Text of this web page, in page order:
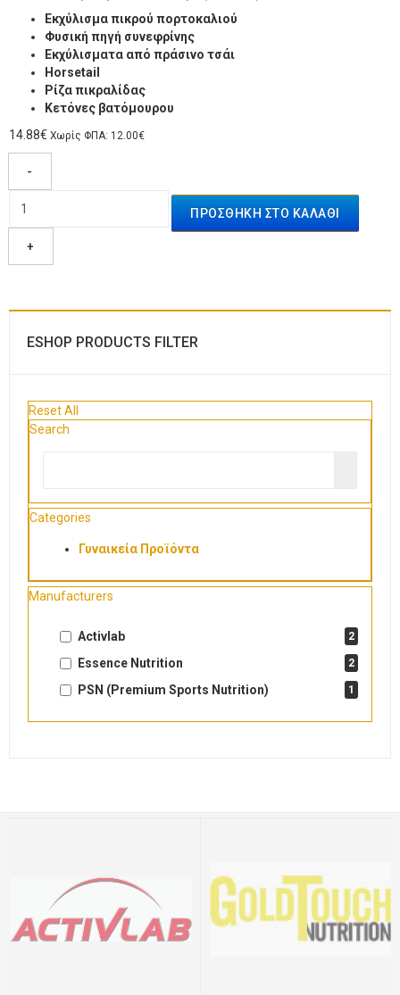
Εκχύλισμα πικρού πορτοκαλιού
Φυσική πηγή συνεφρίνης
Εκχύλισματα από πράσινο τσάι
Ηorsetail
Ρίζα πικραλίδας
Κετόνες βατόμουρου
14.88€ Χωρίς ΦΠΑ: 12.00€
-
+
ESHOP PRODUCTS FILTER
Reset All
Search
Categories
Γυναικεία Προϊόντα
Manufacturers
Activlab 2
Essence Nutrition 2
PSN (Premium Sports Nutrition) 1